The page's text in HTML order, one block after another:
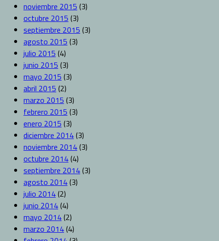
noviembre 2015 (3)
octubre 2015 (3)
septiembre 2015 (3)
agosto 2015 (3)
julio 2015 (4)
junio 2015 (3)
mayo 2015 (3)
abril 2015 (2)
marzo 2015 (3)
febrero 2015 (3)
enero 2015 (3)
diciembre 2014(3)
noviembre 2014(3)
octubre 2014(4)
septiembre 2014(3)
agosto 2014(3)
julio 2014(2)
junio 2014(4)
mayo 2014(2)
marzo 2014(4)